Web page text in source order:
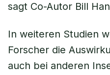
sagt Co-Autor Bill
In weiteren Studien
Forscher die
auch bei anderen